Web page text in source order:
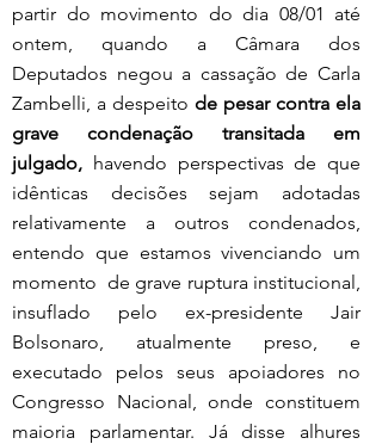
partir do movimento do dia 08/01 até
ontem, quando a Câmara dos
Deputados negou a cassação de Carla
Zambelli, a despeito de pesar contra ela
grave condenação transitada em
julgado, havendo perspectivas de que
idênticas decisões sejam adotadas
relativamente a outros condenados,
entendo que estamos vivenciando um
momento  de grave ruptura institucional,
insuflado pelo ex-presidente Jair
Bolsonaro, atualmente preso, e
executado pelos seus apoiadores no
Congresso Nacional, onde constituem
maioria parlamentar. Já disse alhures